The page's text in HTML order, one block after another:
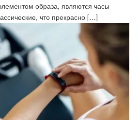
образа, являются часы
что прекрасно […]